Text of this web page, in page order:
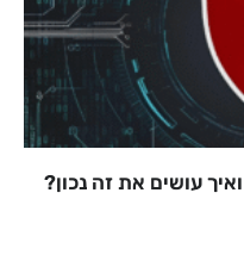
עושים את זה נכון?